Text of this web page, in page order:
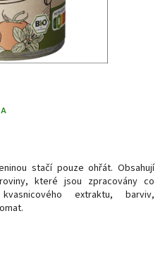
stačí pouze ohřát. Obsahují
které jsou zpracovány co
extraktu, barviv,